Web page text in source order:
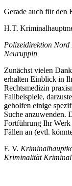
Gerade auch für den
H.T.
Polizeidirektion Nord
Neuruppin
Zunächst vielen
erhalten Einblick in
Rechtsmedizin
Fallbeispiele,
geholfen einige
Suche anzuwenden.
Fortführung Ihr Werk
Fällen an (evtl.
F. V.
Kriminalität